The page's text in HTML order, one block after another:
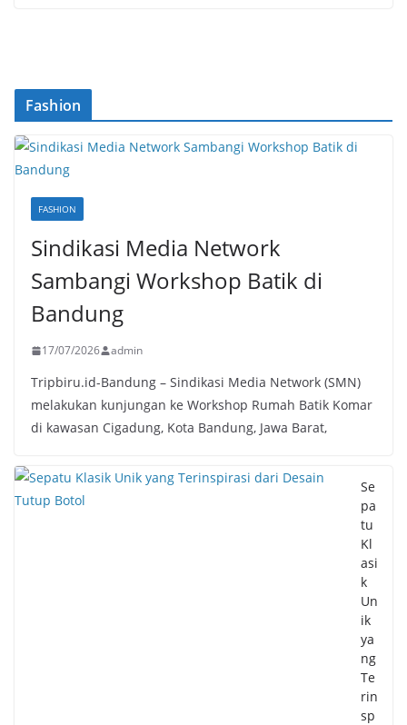
Fashion
FASHION
Sindikasi Media Network
Sambangi Workshop Batik di
Bandung
17/07/2026 admin
Tripbiru.id-Bandung – Sindikasi Media Network (SMN)
melakukan kunjungan ke Workshop Rumah Batik Komar
di kawasan Cigadung, Kota Bandung, Jawa Barat,
Se
pa
tu
Kl
asi
k
Un
ik
ya
ng
Te
rin
sp